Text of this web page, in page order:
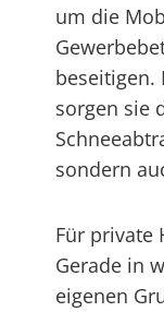
um die
sorgen sie
sondern
Für private
Gerade in
eigenen